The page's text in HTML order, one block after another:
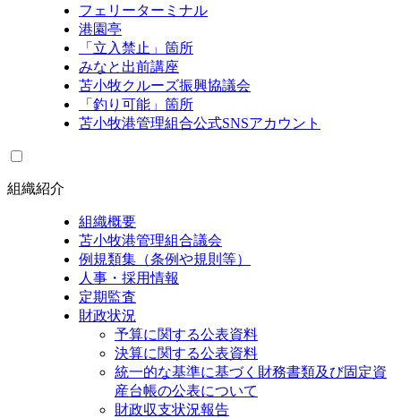
フェリーターミナル
港園亭
「立入禁止」箇所
みなと出前講座
苫小牧クルーズ振興協議会
「釣り可能」箇所
苫小牧港管理組合公式SNSアカウント
組織紹介
組織概要
苫小牧港管理組合議会
例規類集（条例や規則等）
人事・採用情報
定期監査
財政状況
予算に関する公表資料
決算に関する公表資料
統一的な基準に基づく財務書類及び固定資
産台帳の公表について
財政収支状況報告